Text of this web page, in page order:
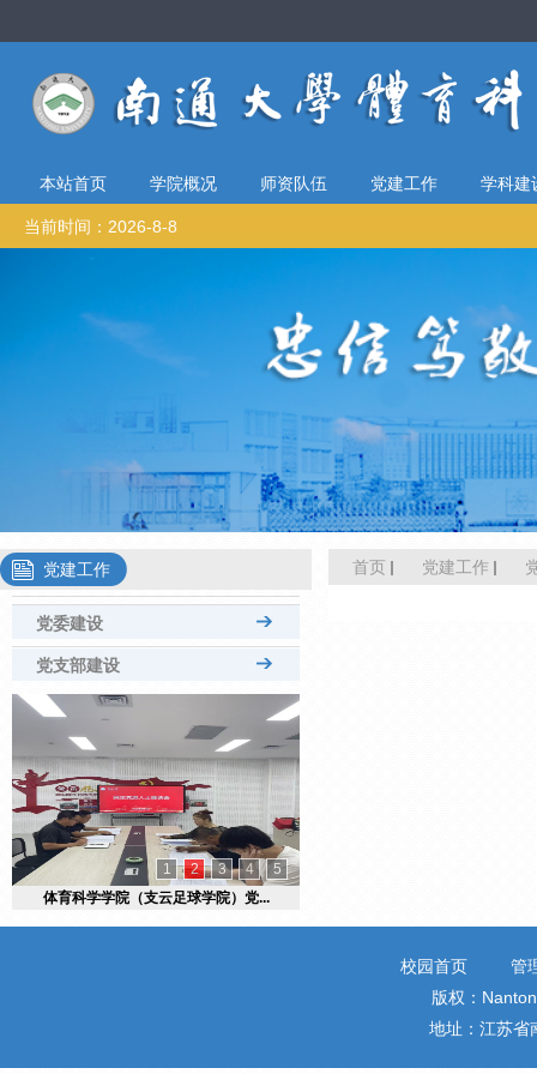
本站首页 学院概况 师资队伍 党建工作 学科建
当前时间：2026-8-8
党建工作
党委建设
党支部建设
教工党支部
学生党支部
1 2 3 4
5
体育科学学院（支云足球学院）党...
首页 党建工作
校园首页
管
版权：
地址：江苏省